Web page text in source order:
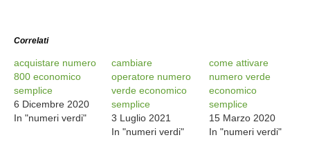
Correlati
acquistare numero
800 economico
semplice
6 Dicembre 2020
In "numeri verdi"
cambiare
operatore numero
verde economico
semplice
3 Luglio 2021
In "numeri verdi"
come attivare
numero verde
economico
semplice
15 Marzo 2020
In "numeri verdi"